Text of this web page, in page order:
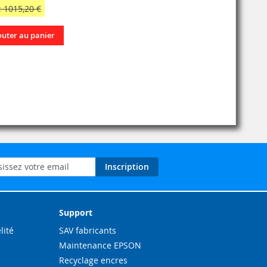
1015,20 €
au panier
Inscription
Support
SAV fabricants
Maintenance EPSON
Recyclage encres